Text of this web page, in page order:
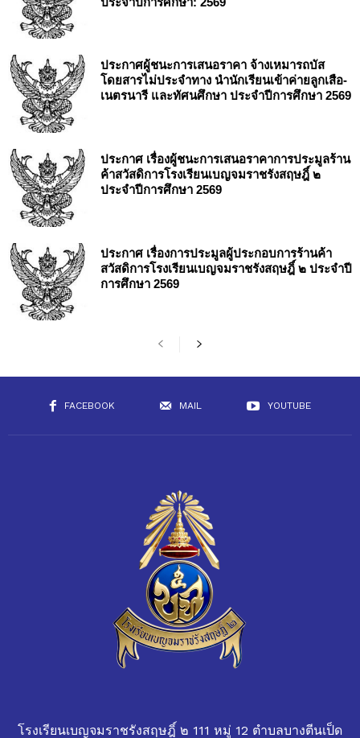
ประกาศผู้ชนะการเสนอราคา จ้างเหมารถบัส
โดยสารไม่ประจำทาง นำนักเรียนเข้าค่ายลูกเสือ-
เนตรนารี และทัศนศึกษา ประจำปีการศึกษา 2569
ประกาศ เรื่องผู้ชนะการเสนอราคาการประมูลร้าน
ค้าสวัสดิการโรงเรียนเบญจมราชรังสฤษฎิ์ ๒
ประจำปีการศึกษา 2569
ประกาศ เรื่องการประมูลผู้ประกอบการร้านค้า
สวัสดิการโรงเรียนเบญจมราชรังสฤษฎิ์ ๒ ประจำปี
การศึกษา 2569
FACEBOOK MAIL YOUTUBE
โรงเรียนเบญจมราชรังสฤษฎิ์ ๒ 111 หมู่ 12 ตำบลบางตีนเป็ด